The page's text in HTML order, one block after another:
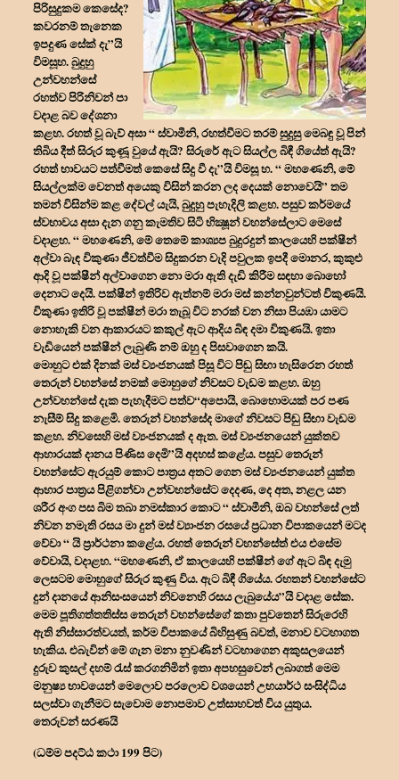
පිරිසුදුකම කෙසේද?
කවරනම් තැනෙක
ඉපදුණ සේක් දැ”යි
විමසූහ. බුදුහු
උන්වහන්සේ
රහත්ව පිරිනිවන් පා
වදාළ බව දේශනා
කළහ. රහත් වූ බැව් අසා “ ස්වාමීනි, රහත්වීමට තරම් සුදුසු මෙබඳු වූ පින්
තිබිය දීත් සිරුර කුණූ වුයේ ඇයි? සිරුරේ ඇට සියල්ල බිඳී ගියේත් ඇයි?
රහත් භාවයට පත්වීමත් කෙසේ සිදු වී දැ”යි විමසූ හ. “ මහණෙනි, මේ
සියල්ලක්ම වෙනත් අයෙකු විසින් කරන ලද දෙයක් නොවෙයි” තම
තමන් විසින්ම කළ දේවල් යැයි, බුදුහු පැහැදිලි කළහ. පසුව කර්මයේ
ස්වභාවය අසා දැන ගනු කැමතිව සිටි භික්‍ෂූන් වහන්සේලාට මෙසේ
වදාළහ. “ මහණෙනි, මේ තෙමේ කාශ්‍යප බුදුරදුන් කාලයෙහි පක්ෂීන්
අල්වා බැඳ විකුණා ජීවත්වීම සිදුකරන වැදි පවුලක ඉපදී මොනර, කුකුළු
ආදි වූ පක්ෂීන් අල්වාගෙන නො මරා ඇති දැඩි කිරීම සඳහා බොහෝ
දෙනාට දෙයි. පක්ෂීන් ඉතිරිව ඇත්නම් මරා මස් කන්නවුන්ටත් විකුණයි.
විකුණා ඉතිරි වූ පක්ෂීන් මරා තැබූ විට නරක් වන නිසා පියඹා යාමට
නොහැකි වන ආකාරයට කකුල් ඇට ආදිය බිඳ දමා විකුණයි. ඉතා
වැඩියෙන් පක්ෂීන් ලැබුණි නම් ඔහු ද පිසවාගෙන කයි.
මොහුට එක් දිනක් මස් ව්‍යංජනයක් පිසූ විට පිඬු සිඟා හැසිරෙන රහත්
තෙරුන් වහන්සේ නමක් මොහුගේ නිවසට වැඩම කළහ. ඔහු
උන්වහන්සේ දැක පැහැදීමට පත්ව“අපොයි, බොහොමයක් පර පණ
නැසීම් සිදු කළෙමි. තෙරුන් වහන්සේද මාගේ නිවසට පිඬු සිඟා වැඩම
කළහ. නිවසෙහි මස් ව්‍යංජනයක් ද ඇත. මස් ව්‍යංජනයෙන් යුක්තව
ආහාරයක් දානය පිණිස දෙමි”යි අදහස් කළේය. පසුව තෙරුන්
වහන්සේට ඇරයුම් කොට පාත්‍රය අතට ගෙන මස් ව්‍යංජනයෙන් යුක්ත
ආහාර පාත්‍රය පිළිගන්වා උන්වහන්සේට දෙදණ, දෙ අත, නළල යන
ශරීර අංග පස බිම තබා නමස්කාර කොට “ ස්වාමීනි, ඔබ වහන්සේ ලත්
නිවන නමැති රසය මා දුන් මස් ව්‍යාංජන රසයේ ප්‍රධාන විපාකයෙන් මටද
වේවා “ යි ප්‍රාර්ථනා කළේය. රහත් තෙරුන් වහන්සේත් එය එසේම
වේවායි, වදාළහ. “මහණෙනි, ඒ කාලයෙහි පක්ෂීන් ගේ ඇට බිඳ දැමු
ලෙසටම මොහුගේ සිරුර කුණු විය. ඇට බිඳී ගියේය. රහතන් වහන්සේට
දුන් දානයේ ආනිසංසයෙන් නිවනෙහි රසය ලැබුයේය”යි වදාළ සේක.
මෙම පූතිගත්තතිස්ස තෙරුන් වහන්සේගේ කතා පුවතෙන් සිරුරෙහි
ඇති නිස්සාරත්වයත්, කර්ම විපාකයේ බිහිසුණු බවත්, මනාව වටහාගත
හැකිය. එබැවින් මේ ගැන මනා නුවණින් වටහාගෙන අකුසලයෙන්
දුරුව කුසල් දහම් රැස් කරගනිමින් ඉතා අපහසුවෙන් ලබාගත් මෙම
මනුෂ්‍ය භාවයෙන් මෙලොව පරලොව වශයෙන් උභයාර්ථ සංසිද්ධිය
සලස්වා ගැනීමට සැවොම නොපමාව උත්සාහවත් විය යුතුය.
තෙරුවන් සරණයි
(ධම්ම පදට්ඨ කථා 199 පිට)